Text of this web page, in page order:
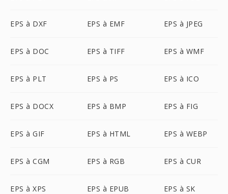
EPS à DXF EPS à EMF EPS à JPEG
EPS à DOC EPS à TIFF EPS à WMF
EPS à PLT EPS à PS EPS à ICO
EPS à DOCX EPS à BMP EPS à FIG
EPS à GIF EPS à HTML EPS à WEBP
EPS à CGM EPS à RGB EPS à CUR
EPS à XPS EPS à EPUB EPS à SK